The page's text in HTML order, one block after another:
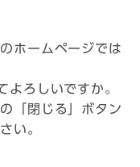
ホームページでは
ろしいですか。
「閉じる」ボタン
い。